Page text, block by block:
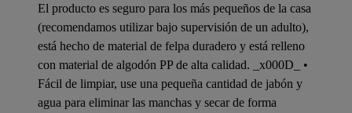
El producto es seguro para los más pequeños de la casa
(recomendamos utilizar bajo supervisión de un adulto),
está hecho de material de felpa duradero y está relleno
con material de algodón PP de alta calidad. _x000D_ •
Fácil de limpiar, use una pequeña cantidad de jabón y
agua para eliminar las manchas y secar de forma